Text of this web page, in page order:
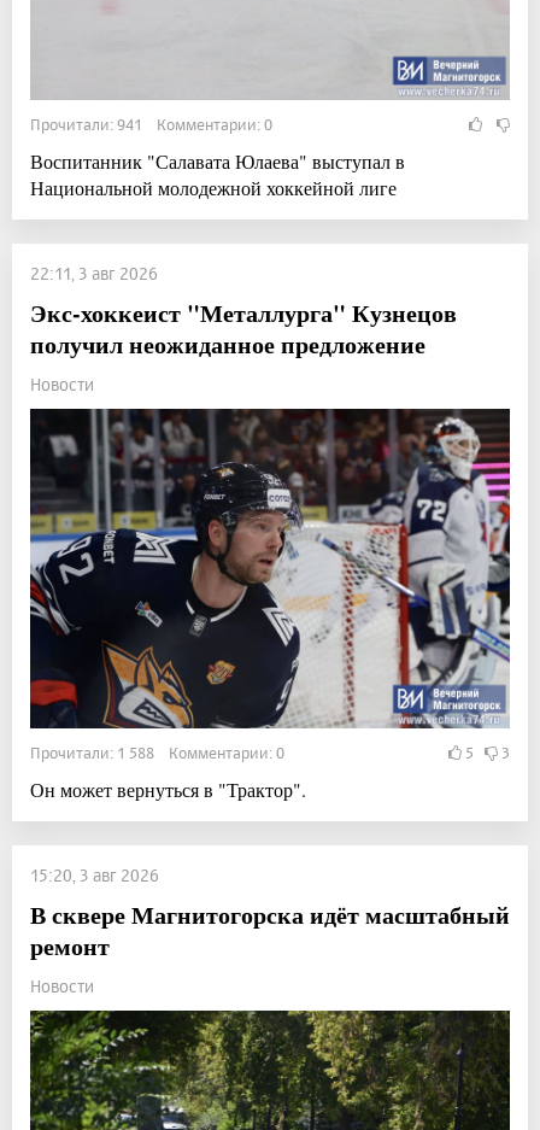
Прочитали: 941 Комментарии: 0
Воспитанник "Салавата Юлаева" выступал в
Национальной молодежной хоккейной лиге
22:11, 3 авг 2026
Экс-хоккеист "Металлурга" Кузнецов
получил неожиданное предложение
Новости
Прочитали: 1 588 Комментарии: 0 5 3
Он может вернуться в "Трактор".
15:20, 3 авг 2026
В сквере Магнитогорска идёт масштабный
ремонт
Новости